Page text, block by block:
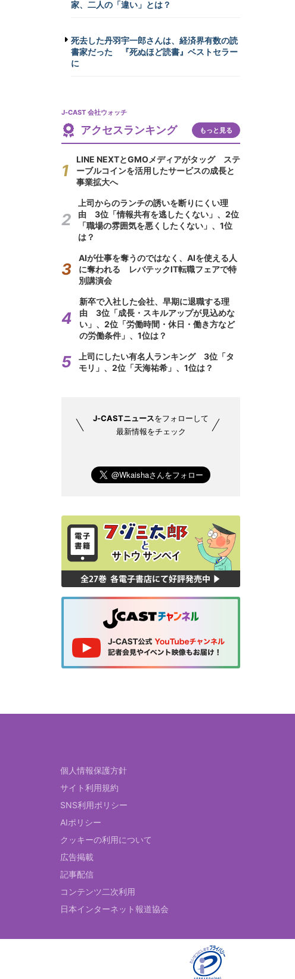
家、二人の「違い」とは？
死去した丹羽宇一郎さんは、経済界有数の読
書家だった 『死ぬほど読書』ベストセラー
に
J-CAST 会社ウォッチ
アクセスランキング もっと見る
LINE NEXTとGMOメディアがタッグ ステ
ーブルコインを活用したサービスの成長と
事業拡大へ
上司からのランチの誘いを断りにくい理
由 3位「情報共有を逃したくない」、2位
「職場の雰囲気を悪くしたくない」、1位
は？
AIが仕事を奪うのではなく、AIを使える人
に奪われる レバテックIT転職フェアで特
別講演会
新卒で入社した会社、早期に退職する理
由 3位「成長・スキルアップが見込めな
い」、2位「労働時間・休日・働き方など
の労働条件」、1位は？
上司にしたい有名人ランキング 3位「タ
モリ」、2位「天海祐希」、1位は？
J-CASTニュースをフォローして
最新情報をチェック
個人情報保護方針
サイト利用規約
SNS利用ポリシー
AIポリシー
クッキーの利用について
広告掲載
記事配信
コンテンツ二次利用
日本インターネット報道協会